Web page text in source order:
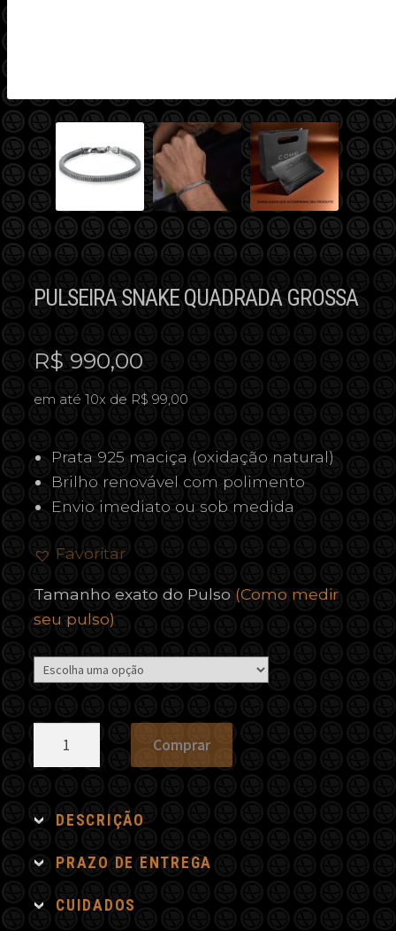
PULSEIRA SNAKE QUADRADA GROSSA
R$ 990,00
em até 10x de R$ 99,00
Prata 925 maciça (oxidação natural)
Brilho renovável com polimento
Envio imediato ou sob medida
Favoritar
Tamanho exato do Pulso (Como medir
seu pulso)
quantidade
Comprar
DESCRIÇÃO
PRAZO DE ENTREGA
CUIDADOS